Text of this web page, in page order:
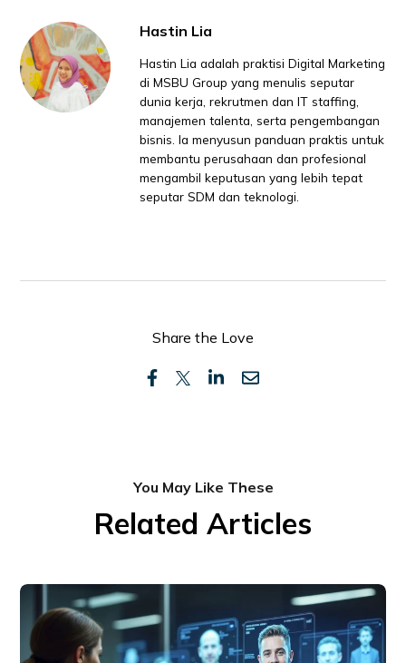
Hastin Lia
Hastin Lia adalah praktisi Digital Marketing
di MSBU Group yang menulis seputar
dunia kerja, rekrutmen dan IT staffing,
manajemen talenta, serta pengembangan
bisnis. Ia menyusun panduan praktis untuk
membantu perusahaan dan profesional
mengambil keputusan yang lebih tepat
seputar SDM dan teknologi.
Share the Love
You May Like These
Related Articles